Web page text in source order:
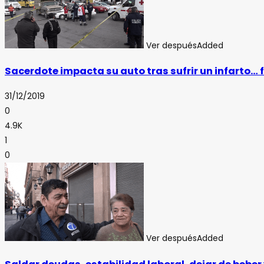
Ver despuésAdded
Sacerdote impacta su auto tras sufrir un infarto…
31/12/2019
0
4.9K
1
0
Ver despuésAdded